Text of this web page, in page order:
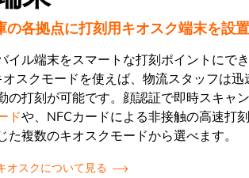
の各拠点に打刻用キオスク端末を設置
イル端末をスマートな打刻ポイントにでき
オスクモードを使えば、物流スタッフは迅
の打刻が可能です。顔認証で即時スキャン
ドや、NFCカードによる非接触の高速打刻
た複数のキオスクモードから選べます。
オスクについて見る